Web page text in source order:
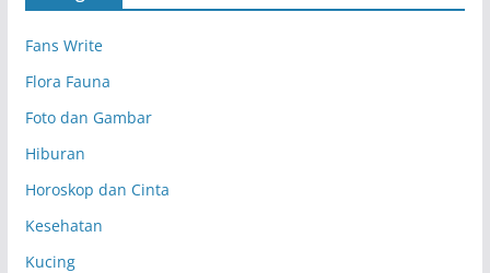
Fans Write
Flora Fauna
Foto dan Gambar
Hiburan
Horoskop dan Cinta
Kesehatan
Kucing